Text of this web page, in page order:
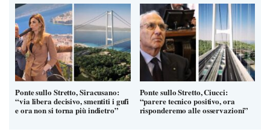
Ponte sullo Stretto, Siracusano:
“via libera decisivo, smentiti i gufi
e ora non si torna più indietro”
Ponte sullo Stretto, Ciucci:
“parere tecnico positivo, ora
risponderemo alle osservazioni”